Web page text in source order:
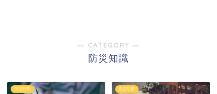
― CATEGORY ―
防災知識
防災対策 防災対策